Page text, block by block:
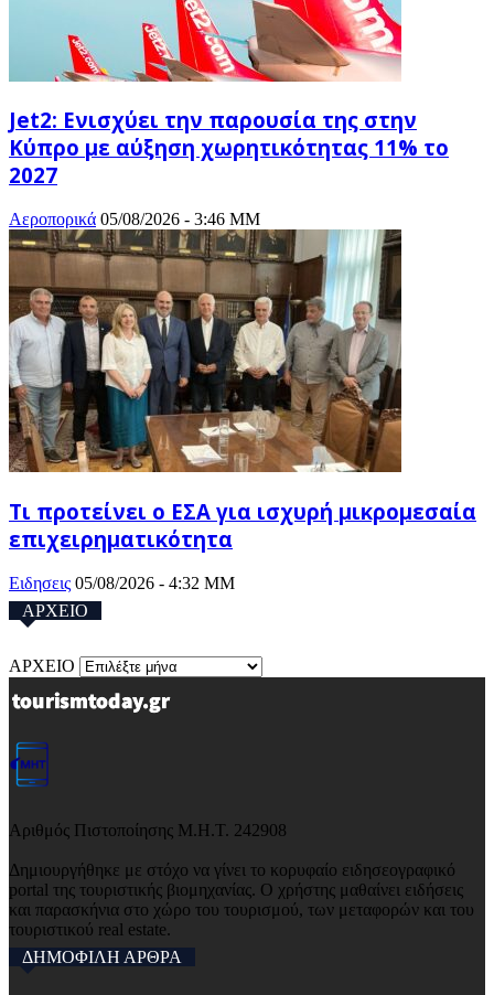
Jet2: Ενισχύει την παρουσία της στην
Κύπρο με αύξηση χωρητικότητας 11% το
2027
Αεροπορικά 05/08/2026 - 3:46 ΜΜ
Τι προτείνει ο ΕΣΑ για ισχυρή μικρομεσαία
επιχειρηματικότητα
Ειδησεις 05/08/2026 - 4:32 ΜΜ
ΑΡΧΕΙΟ
ΑΡΧΕΙΟ
Αριθμός Πιστοποίησης Μ.Η.Τ. 242908
Δημιουργήθηκε με στόχο να γίνει το κορυφαίο ειδησεογραφικό
portal της τουριστικής βιομηχανίας. Ο χρήστης μαθαίνει ειδήσεις
και παρασκήνια στο χώρο του τουρισμού, των μεταφορών και του
τουριστικού real estate.
ΔΗΜΟΦΙΛΗ ΑΡΘΡΑ